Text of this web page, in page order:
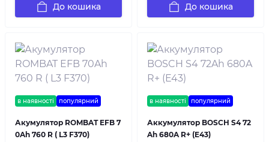
До кошика До кошика
в наявності популярний
Акумулятор ROMBAT EFB 7
0Ah 760 R ( L3 F370)
в наявності популярний
Аккумулятор BOSCH S4 72
Ah 680A R+ (E43)